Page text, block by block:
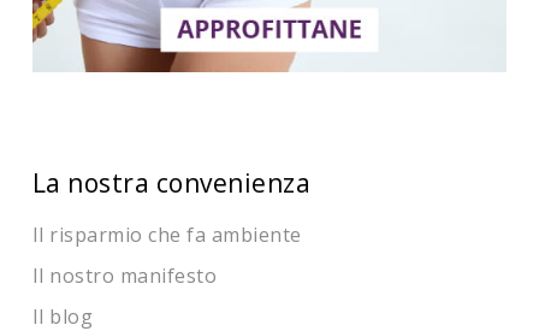
La nostra convenienza
Il risparmio che fa ambiente
Il nostro manifesto
Il blog